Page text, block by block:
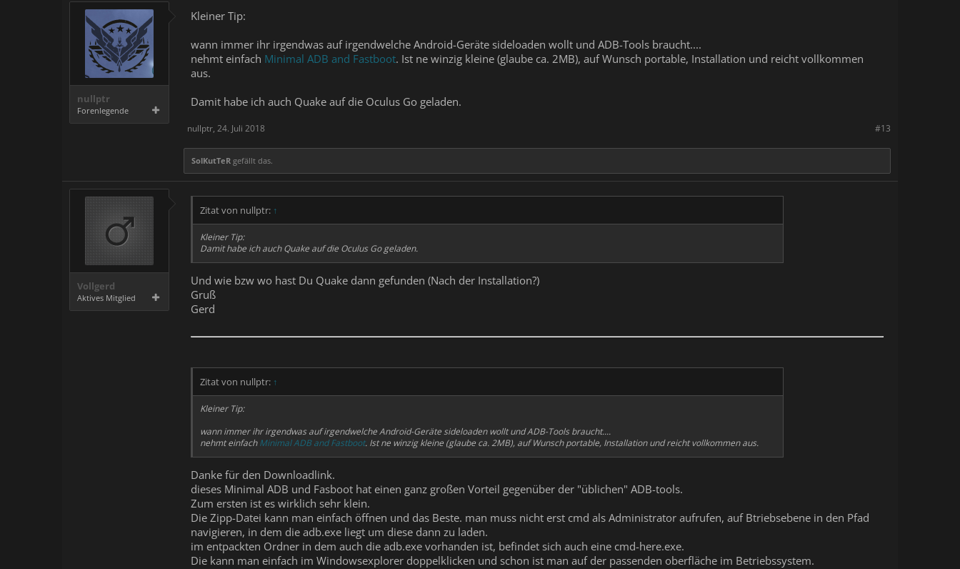
nullptr
Forenlegende
Kleiner Tip:
wann immer ihr irgendwas auf irgendwelche Android-Geräte sideloaden wollt und ADB-Tools braucht....
nehmt einfach Minimal ADB and Fastboot. Ist ne winzig kleine (glaube ca. 2MB), auf Wunsch portable, Installation und reicht vollkommen
aus.
Damit habe ich auch Quake auf die Oculus Go geladen.
#13
nullptr, 24. Juli 2018
SolKutTeR gefällt das.
Vollgerd
Aktives Mitglied
Zitat von nullptr: ↑
Kleiner Tip:
Damit habe ich auch Quake auf die Oculus Go geladen.
Und wie bzw wo hast Du Quake dann gefunden (Nach der Installation?)
Gruß
Gerd
Zitat von nullptr: ↑
Kleiner Tip:
wann immer ihr irgendwas auf irgendwelche Android-Geräte sideloaden wollt und ADB-Tools braucht....
nehmt einfachMinimal ADB and Fastboot. Ist ne winzig kleine (glaube ca. 2MB), auf Wunsch portable, Installation und reicht vollkommen aus.
Danke für den Downloadlink.
dieses Minimal ADB und Fasboot hat einen ganz großen Vorteil gegenüber der "üblichen" ADB-tools.
Zum ersten ist es wirklich sehr klein.
Die Zipp-Datei kann man einfach öffnen und das Beste. man muss nicht erst cmd als Administrator aufrufen, auf Btriebsebene in den Pfad
navigieren, in dem die adb.exe liegt um diese dann zu laden.
im entpackten Ordner in dem auch die adb.exe vorhanden ist, befindet sich auch eine cmd-here.exe.
Die kann man einfach im Windowsexplorer doppelklicken und schon ist man auf der passenden oberfläche im Betriebssystem.